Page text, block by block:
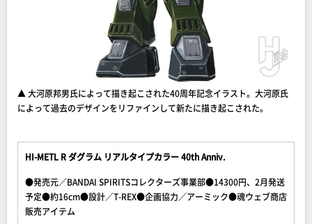
▲ 大河原邦男氏によって描き起こされた40周年記念イラスト。大河原氏
によって過去のデザインをリファインして新たに描き起こされた。
HI-METL R ダグラム リアルタイプカラー 40th Anniv.
●発売元／BANDAI SPIRITSコレクターズ事業部●14300円、2月発送
予定●約16cm●設計／T-REX●企画協力／アーミック●魂ウェブ商店
販売アイテム